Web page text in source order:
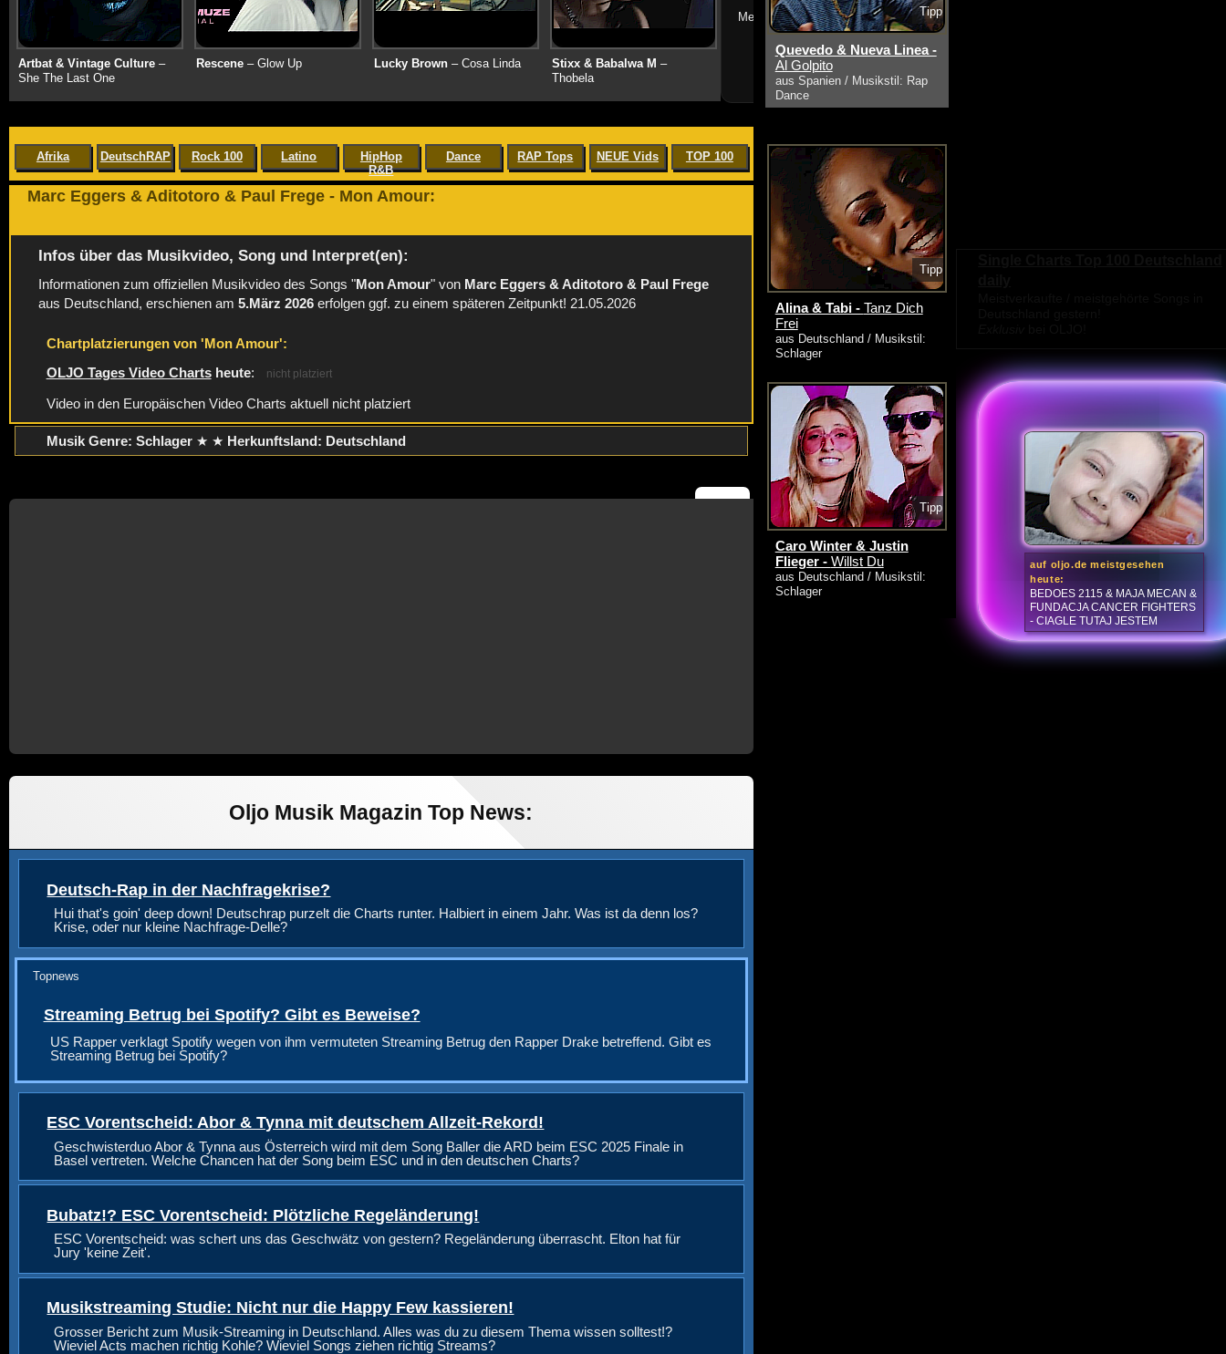
Artbat & Vintage Culture–
She The Last One
Rescene– Glow Up Lucky Brown– Cosa Linda Stixx & Babalwa M –
Thobela
Mehr neue Vids ansehen
Afrika DeutschRAP Rock 100 Latino
HipHop
R&B
Dance RAP Tops NEUE Vids TOP 100
Marc Eggers & Aditotoro & Paul Frege - Mon Amour:
Infos über das Musikvideo, Song und Interpret(en):
Informationen zum offiziellen Musikvideo des Songs "Mon Amour" von Marc Eggers & Aditotoro & Paul Frege
aus Deutschland, erschienen am5.März 2026 erfolgen ggf. zu einem späteren Zeitpunkt! 21.05.2026
Chartplatzierungen von 'Mon Amour':
OLJO Tages Video Charts heute: nicht platziert
Video in den Europäischen Video Charts aktuell nicht platziert
Musik Genre: Schlager★ ★ Herkunftsland: Deutschland
Oljo Musik Magazin Top News:
Deutsch-Rap in der Nachfragekrise?
Hui that's goin' deep down! Deutschrap purzelt die Charts runter. Halbiert in einem Jahr. Was ist da denn los?
Krise, oder nur kleine Nachfrage-Delle?
Topnews
Streaming Betrug bei Spotify? Gibt es Beweise?
US Rapper verklagt Spotify wegen von ihm vermuteten Streaming Betrug den Rapper Drake betreffend. Gibt es
Streaming Betrug bei Spotify?
ESC Vorentscheid: Abor & Tynna mit deutschem Allzeit-Rekord!
Geschwisterduo Abor & Tynna aus Österreich wird mit dem Song Baller die ARD beim ESC 2025 Finale in
Basel vertreten. Welche Chancen hat der Song beim ESC und in den deutschen Charts?
Bubatz!? ESC Vorentscheid: Plötzliche Regeländerung!
ESC Vorentscheid: was schert uns das Geschwätz von gestern? Regeländerung überrascht. Elton hat für
Jury 'keine Zeit'.
Musikstreaming Studie: Nicht nur die Happy Few kassieren!
Grosser Bericht zum Musik-Streaming in Deutschland. Alles was du zu diesem Thema wissen solltest!?
Wieviel Acts machen richtig Kohle? Wieviel Songs ziehen richtig Streams?
auf oljo.de meistgesehen
heute:
BEDOES 2115 & MAJA MECAN &
FUNDACJA CANCER FIGHTERS
- CIAGLE TUTAJ JESTEM
Tipp
Quevedo & Nueva Linea -
Al Golpito
aus Spanien / Musikstil: Rap
Dance
Tipp
Alina & Tabi - Tanz Dich
Frei
aus Deutschland / Musikstil:
Schlager
Tipp
Caro Winter & Justin
Flieger - Willst Du
aus Deutschland / Musikstil:
Schlager